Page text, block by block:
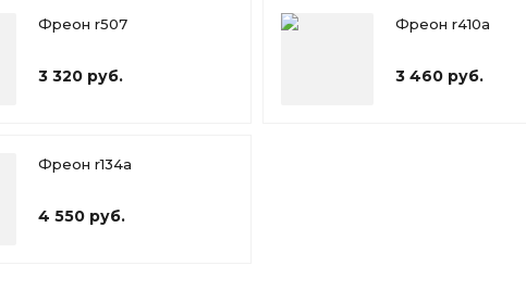
Фреон r507
3 320 руб.
Фреон r410a
3 460 руб.
Фреон r134a
4 550 руб.